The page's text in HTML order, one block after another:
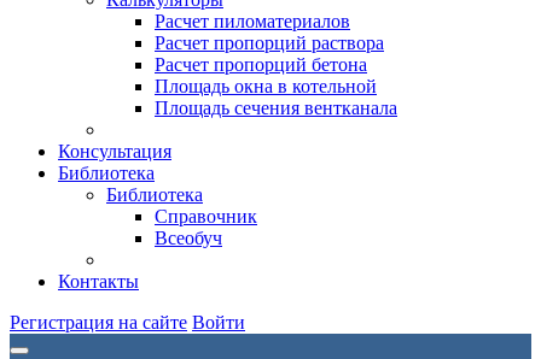
Расчет пиломатериалов
Расчет пропорций раствора
Расчет пропорций бетона
Площадь окна в котельной
Площадь сечения вентканала
Консультация
Библиотека
Библиотека
Справочник
Всеобуч
Контакты
Регистрация на сайте Войти